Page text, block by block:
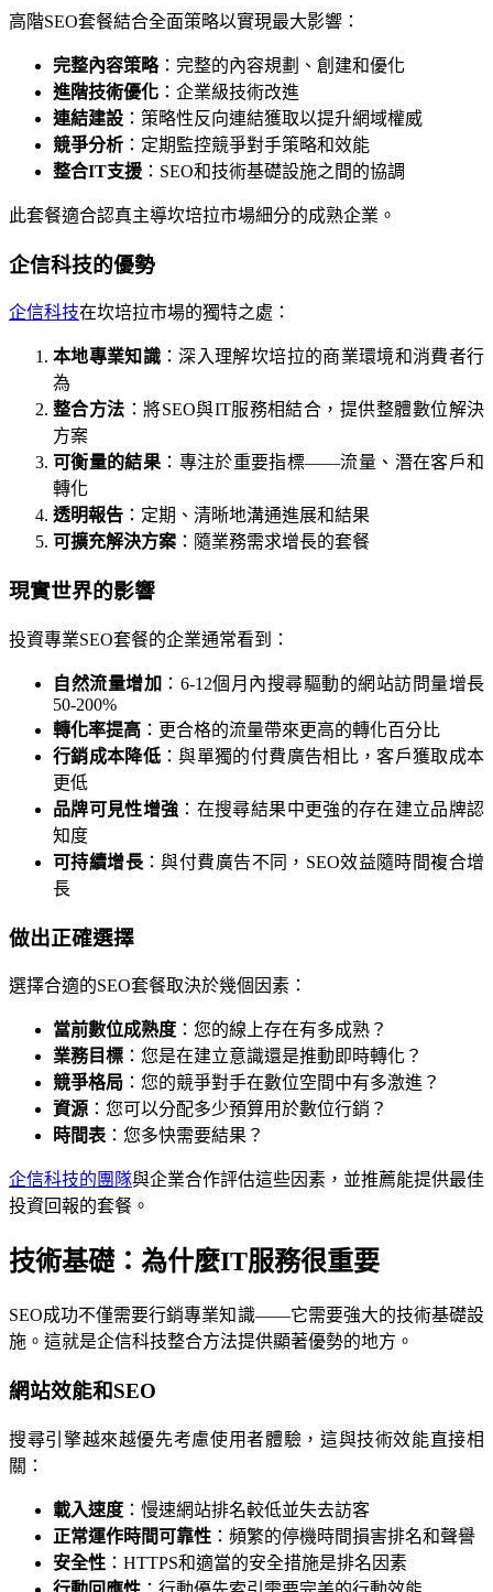
高階SEO套餐結合全面策略以實現最大影響：
完整內容策略：完整的內容規劃、創建和優化
進階技術優化 ：企業級技術改進
連結建設 ：策略性反向連結獲取以提升網域權威
競爭分析 ：定期監控競爭對手策略和效能
整合IT支援 ：SEO和技術基礎設施之間的協調
此套餐適合認真主導坎培拉市場細分的成熟企業。
企信科技的優勢
企信科技在坎培拉市場的獨特之處：
本地專業知識 ：深入理解坎培拉的商業環境和消費者行
為
整合方法 ：將SEO與IT服務相結合，提供整體數位解決
方案
可衡量的結果：專注於重要指標——流量、潛在客戶和
轉化
透明報告 ：定期、清晰地溝通進展和結果
可擴充解決方案 ：隨業務需求增長的套餐
現實世界的影響
投資專業SEO套餐的企業通常看到：
自然流量增加 ：6-12個月內搜尋驅動的網站訪問量增長
50-200%
轉化率提高 ：更合格的流量帶來更高的轉化百分比
行銷成本降低 ：與單獨的付費廣告相比，客戶獲取成本
更低
品牌可見性增強 ：在搜尋結果中更強的存在建立品牌認
知度
可持續增長 ：與付費廣告不同，SEO效益隨時間複合增
長
做出正確選擇
選擇合適的SEO套餐取決於幾個因素：
當前數位成熟度 ：您的線上存在有多成熟？
業務目標 ：您是在建立意識還是推動即時轉化？
競爭格局 ：您的競爭對手在數位空間中有多激進？
資源 ：您可以分配多少預算用於數位行銷？
時間表 ：您多快需要結果？
企信科技的團隊與企業合作評估這些因素，並推薦能提供最佳
投資回報的套餐。
技術基礎：為什麼IT服務很重要
SEO成功不僅需要行銷專業知識——它需要強大的技術基礎設
施。這就是企信科技整合方法提供顯著優勢的地方。
網站效能和SEO
搜尋引擎越來越優先考慮使用者體驗，這與技術效能直接相
關：
載入速度 ：慢速網站排名較低並失去訪客
正常運作時間可靠性 ：頻繁的停機時間損害排名和聲譽
安全性 ：HTTPS和適當的安全措施是排名因素